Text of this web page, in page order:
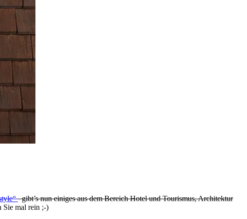
gibt’s nun einiges aus dem Bereich Hotel und Tourismus, Architektur
Sie mal rein ;-)